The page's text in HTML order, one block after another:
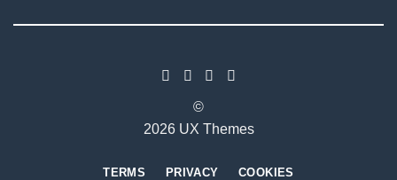
©
2026 UX Themes
TERMS PRIVACY COOKIES